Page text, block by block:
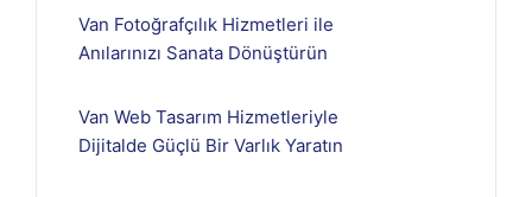
Van Fotoğrafçılık Hizmetleri ile
Anılarınızı Sanata Dönüştürün
Van Web Tasarım Hizmetleriyle
Dijitalde Güçlü Bir Varlık Yaratın